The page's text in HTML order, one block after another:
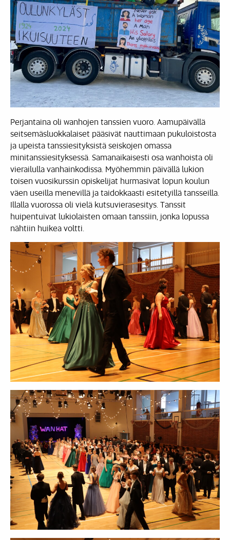
Perjantaina oli wanhojen tanssien vuoro. Aamupäivällä
seitsemäsluokkalaiset pääsivät nauttimaan pukuloistosta
ja upeista tanssiesityksistä seiskojen omassa
minitanssiesityksessä. Samanaikaisesti osa wanhoista oli
vierailulla vanhainkodissa. Myöhemmin päivällä lukion
toisen vuosikurssin opiskelijat hurmasivat lopun koulun
väen useilla menevillä ja taidokkaasti esitetyillä tansseilla.
Illalla vuorossa oli vielä kutsuvierasesitys. Tanssit
huipentuivat lukiolaisten omaan tanssiin, jonka lopussa
nähtiin huikea voltti.